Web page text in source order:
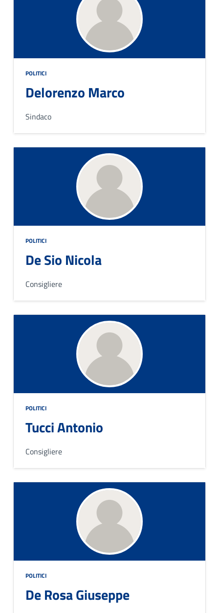
POLITICI
Delorenzo Marco
Sindaco
POLITICI
De Sio Nicola
Consigliere
POLITICI
Tucci Antonio
Consigliere
POLITICI
De Rosa Giuseppe